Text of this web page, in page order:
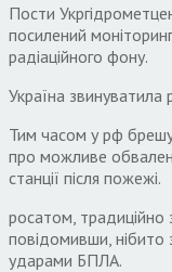
Пости
посилений
радіаційного фону.
Україна звинуватила
Тим часом у рф
про можливе
станції після пожежі.
росатом, традиційно
повідомивши,
ударами БПЛА.